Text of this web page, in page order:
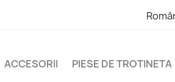
ACCESORII PIESE DE TROTINETA